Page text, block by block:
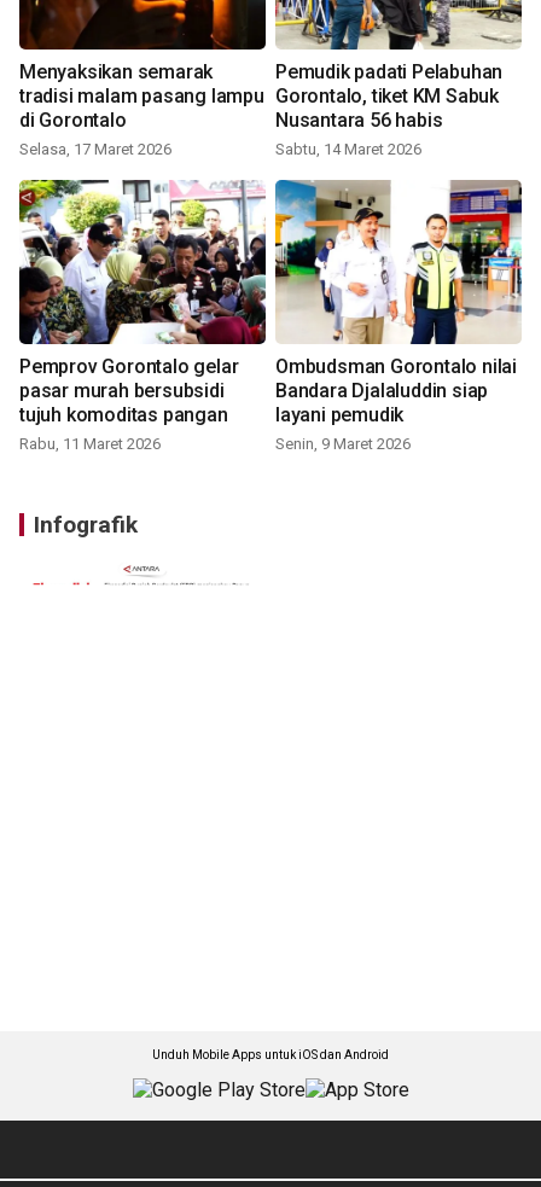
Menyaksikan semarak
tradisi malam pasang lampu
di Gorontalo
Selasa, 17 Maret 2026
Pemudik padati Pelabuhan
Gorontalo, tiket KM Sabuk
Nusantara 56 habis
Sabtu, 14 Maret 2026
Pemprov Gorontalo gelar
pasar murah bersubsidi
tujuh komoditas pangan
Rabu, 11 Maret 2026
Ombudsman Gorontalo nilai
Bandara Djalaluddin siap
layani pemudik
Senin, 9 Maret 2026
Infografik
Unduh Mobile Apps untuk iOS dan Android